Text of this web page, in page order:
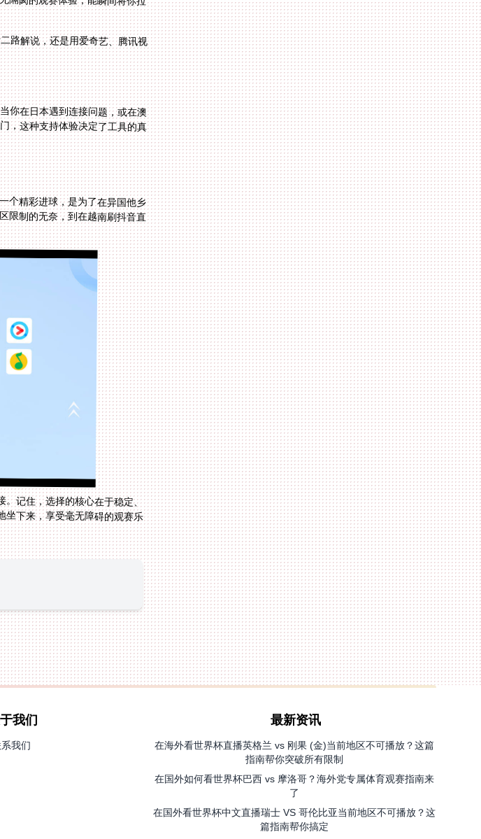
路解说，还是用爱奇艺、腾讯视
你在日本遇到连接问题，或在澳
，这种支持体验决定了工具的真
个精彩进球，是为了在异国他乡
限制的无奈，到在越南刷抖音直
记住，选择的核心在于稳定、
下来，享受毫无障碍的观赛乐
我们
我们
最新资讯
在海外看世界杯直播英格兰 vs 刚果 (金)当前地区不可播放？这篇
指南帮你突破所有限制
在国外如何看世界杯巴西 vs 摩洛哥？海外党专属体育观赛指南来
了
在国外看世界杯中文直播瑞士 VS 哥伦比亚当前地区不可播放？这
篇指南帮你搞定